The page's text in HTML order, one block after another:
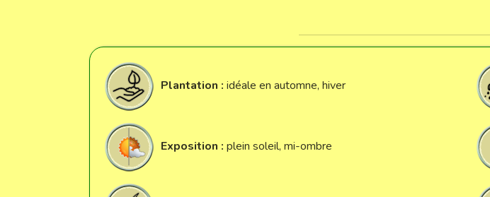
Plantation : idéale en automne, hiver
Exposition : plein soleil, mi-ombre